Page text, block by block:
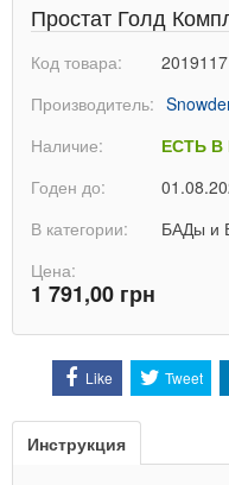
Простат Голд
Код товара:
2019117
Производитель:
Наличие:
ЕСТЬ
Годен до:
В категории:
БАДы и
Цена:
1 791,00 грн
Like Tweet
Инструкция